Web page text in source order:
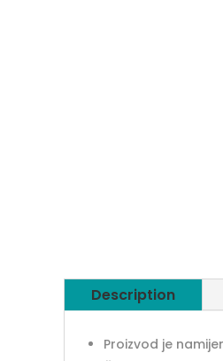
Description
Proizvod je